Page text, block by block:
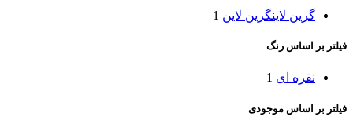
گرین لاینگرین لاین 1
فیلتر بر اساس رنگ
نقره ای 1
فیلتر بر اساس موجودی